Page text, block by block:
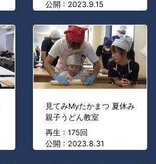
公開 : 2023.9.15
見てみMyたかまつ 夏休み
親子うどん教室
再生 : 175回
公開 : 2023.8.31